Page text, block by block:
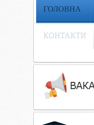
ГОЛОВНА
КОНТАКТИ